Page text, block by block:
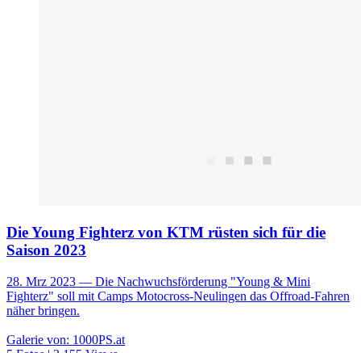
Die Young Fighterz von KTM rüsten sich für die
Saison 2023
28. Mrz 2023 — Die Nachwuchsförderung "Young & Mini
Fighterz" soll mit Camps Motocross-Neulingen das Offroad-Fahren
näher bringen.
Galerie von: 1000PS.at